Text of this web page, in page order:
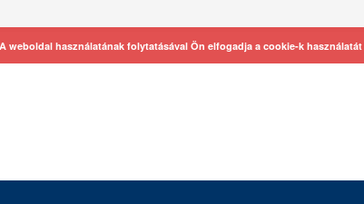
A weboldal használatának folytatásával Ön elfogadja a cookie-k használatát